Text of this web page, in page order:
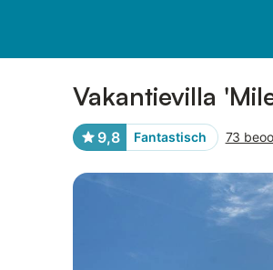
Vakantievilla
9,8 Fantastisch 73